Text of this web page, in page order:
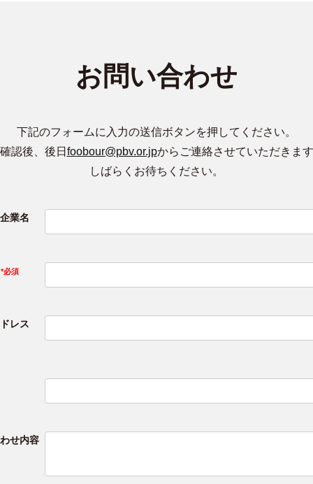
お問い合わせ
下記のフォームに入力の送信ボタンを押してください。
認後、後日 foobour@pbv.or.jpからご連絡させていただきま
しばらくお待ちください。
業名
レス
せ内容